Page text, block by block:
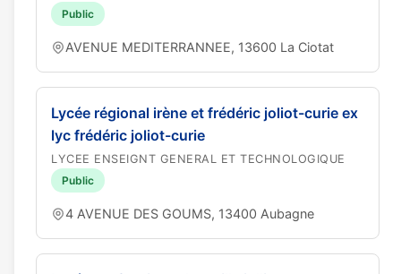
Public
AVENUE MEDITERRANNEE, 13600 La Ciotat
Lycée régional irène et frédéric joliot-curie ex
lyc frédéric joliot-curie
LYCEE ENSEIGNT GENERAL ET TECHNOLOGIQUE
Public
4 AVENUE DES GOUMS, 13400 Aubagne